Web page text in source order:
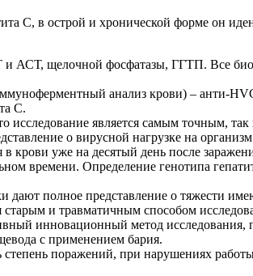
С, в острой и хронической форме он
и АСТ, щелочной фосфатазы, ГГТП. Все
анализ крови) – анти-
С.
исследование является самым точным,
о вирусной нагрузке на
крови уже на десятый день после
времени. Определение генотипа
дают полное представление о тяжести
и травматичным способом
инновационный метод
с применением бария.
степень поражений, при нарушениях